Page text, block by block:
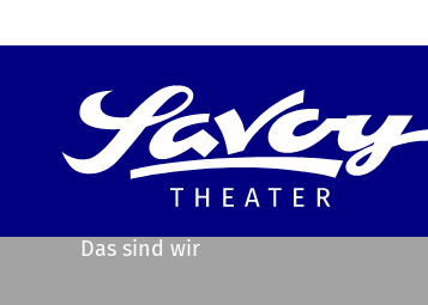
Highlights
Service & Information
Das sind wir